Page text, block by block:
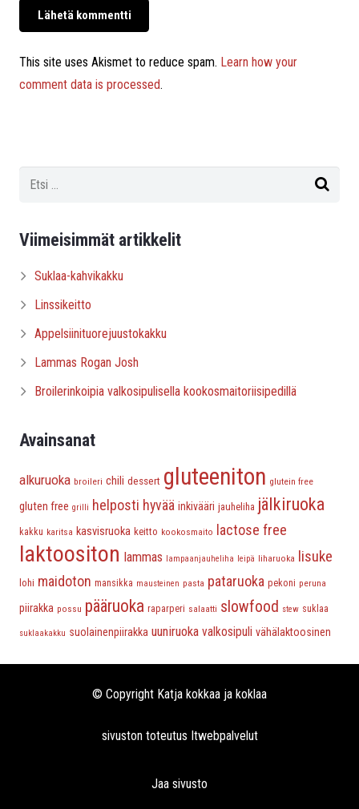
This site uses Akismet to reduce spam. Learn how your
comment data is processed.
Viimeisimmät artikkelit
Suklaa-kahvikakku
Linssikeitto
Appelsiinituorejuustokakku
Lammas Rogan Josh
Broilerinkoipia valkosipulisella kookosmaitoriisipedillä
Avainsanat
alkuruoka broileri chili dessert gluteeniton glutein free
gluten free grilli helposti hyvää inkivääri jauheliha jälkiruoka
kakku karitsa kasvisruoka keitto kookosmaito lactose free
laktoositon lammas lampaanjauheliha leipä liharuoka lisuke
lohi maidoton mansikka mausteinen pasta pataruoka pekoni peruna
piirakka possu pääruoka raparperi salaatti slowfood stew suklaa
suklaakakku suolainenpiirakka uuniruoka valkosipuli vähälaktoosinen
© Copyright Katja kokkaa ja koklaa
sivuston toteutus Itwebpalvelut
Jaa sivusto